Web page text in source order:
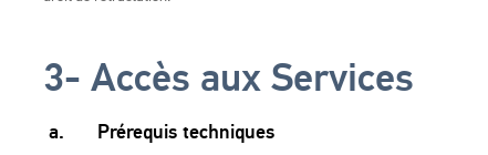
3- Accès aux Services
a. Prérequis techniques